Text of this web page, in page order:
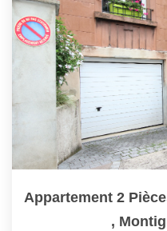
Nos
,